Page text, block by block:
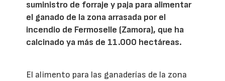
suministro de forraje y paja para alimentar
el ganado de la zona arrasada por el
incendio de Fermoselle (Zamora), que ha
calcinado ya más de 11.000 hectáreas.
El alimento para las ganaderías de la zona